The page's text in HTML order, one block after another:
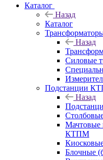
Каталог
Назад
Каталог
Назад
Силовые
Подстанции
Назад
Мачтовые
КТПМ
Блочные